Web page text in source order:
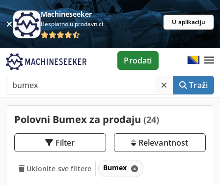
Machineseeker
Besplatno u prodavnici U aplikaciju
Traži
Prodati
Polovni Bumex za prodaju (24)
Filter Relevantnost
Uklonite sve filtere Bumex